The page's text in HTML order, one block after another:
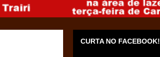
CURTA NO FACEBOOK!